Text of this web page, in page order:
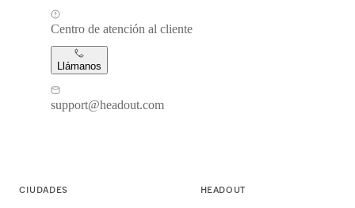
Centro de atención al cliente
Llámanos
support@headout.com
CIUDADES HEADOUT